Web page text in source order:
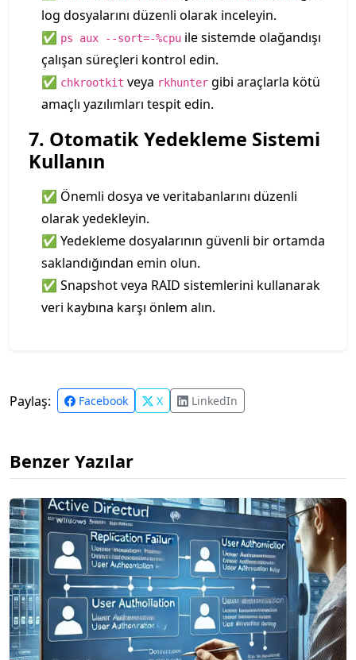
log dosyalarını düzenli olarak inceleyin.
✅ ps aux --sort=-%cpu ile sistemde olağandışı
çalışan süreçleri kontrol edin.
✅ chkrootkit veya rkhunter gibi araçlarla kötü
amaçlı yazılımları tespit edin.
7. Otomatik Yedekleme Sistemi
Kullanın
✅ Önemli dosya ve veritabanlarını düzenli
olarak yedekleyin.
✅ Yedekleme dosyalarının güvenli bir ortamda
saklandığından emin olun.
✅ Snapshot veya RAID sistemlerini kullanarak
veri kaybına karşı önlem alın.
Paylaş: Facebook X LinkedIn
Benzer Yazılar